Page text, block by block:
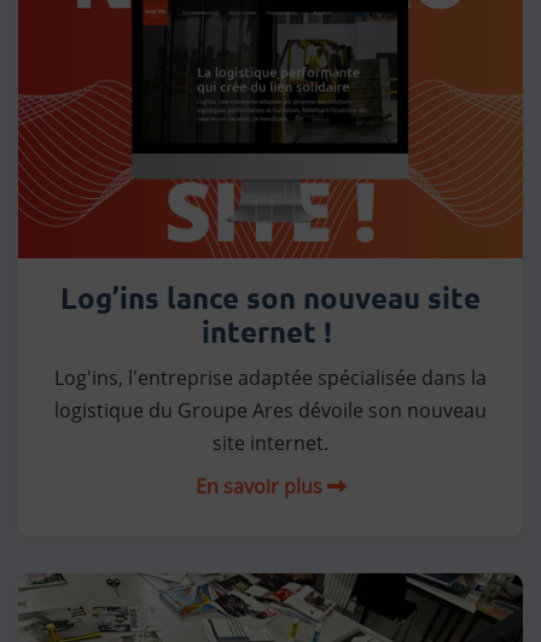
Log’ins lance son nouveau site
internet !
Log'ins, l'entreprise adaptée spécialisée dans la
logistique du Groupe Ares dévoile son nouveau
site internet.
En savoir plus